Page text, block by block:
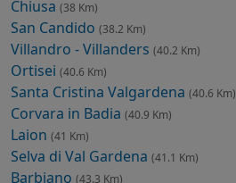
Chiusa (38 Km)
San Candido (38.2 Km)
Villandro - Villanders (40.2 Km)
Ortisei (40.6 Km)
Santa Cristina Valgardena (40.6 Km)
Corvara in Badia (40.9 Km)
Laion (41 Km)
Selva di Val Gardena (41.1 Km)
Barbiano (43.3 Km)